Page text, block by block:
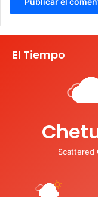
El Tiempo
Scattered